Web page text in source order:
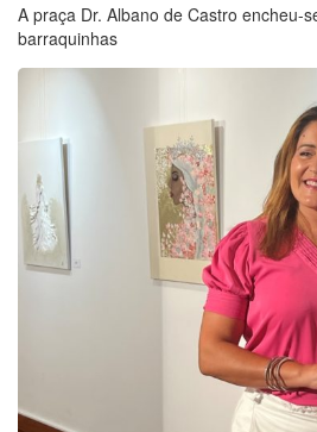
A praça Dr. Albano de Castro encheu-
barraquinhas